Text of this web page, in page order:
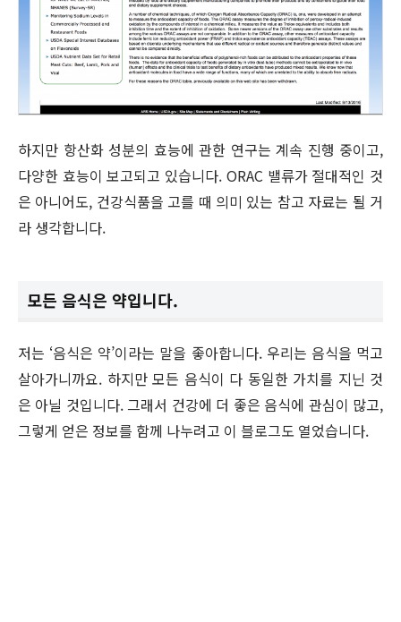
하지만 항산화 성분의 효능에 관한 연구는 계속 진행 중이고,
다양한 효능이 보고되고 있습니다. ORAC 밸류가 절대적인 것
은 아니어도, 건강식품을 고를 때 의미 있는 참고 자료는 될 거
라 생각합니다.
모든 음식은 약입니다.
저는 ‘음식은 약’이라는 말을 좋아합니다. 우리는 음식을 먹고
살아가니까요. 하지만 모든 음식이 다 동일한 가치를 지닌 것
은 아닐 것입니다. 그래서 건강에 더 좋은 음식에 관심이 많고,
그렇게 얻은 정보를 함께 나누려고 이 블로그도 열었습니다.